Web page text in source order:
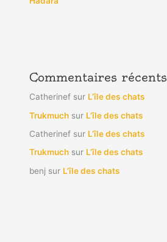
Commentaires récents
Catherinef sur L’île des chats
Trukmuch sur L’île des chats
Catherinef sur L’île des chats
Trukmuch sur L’île des chats
benj sur L’île des chats